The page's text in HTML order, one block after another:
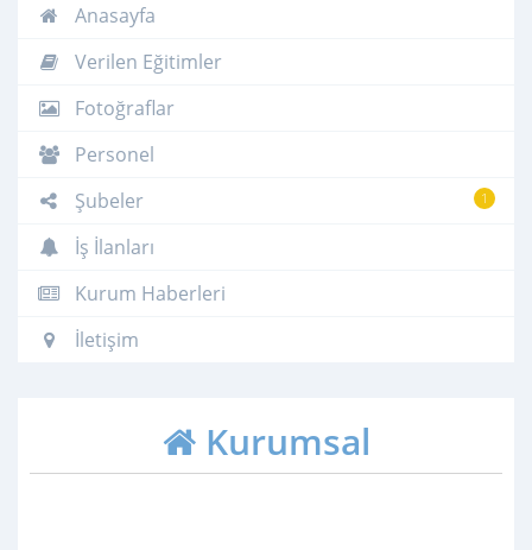
Anasayfa
Verilen Eğitimler
Fotoğraflar
Personel
1
Şubeler
İş İlanları
Kurum Haberleri
İletişim
Kurumsal